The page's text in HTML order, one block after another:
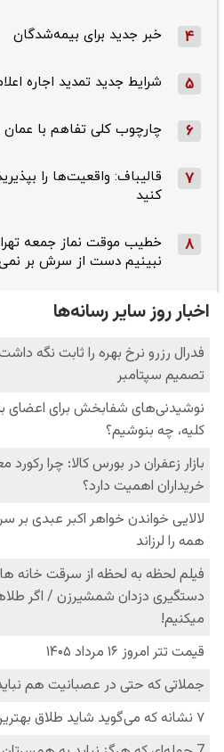
4 خبر جدید برای بیمه‌شدگان
5 شرایط جدید تمدید اجاره
6 چارچوب کلی تفاهم با
7
قالیباف: واقعیت‌ها را
کنید
8
خطیب موقت نماز جمعه
نبینیم دست از سرش بر